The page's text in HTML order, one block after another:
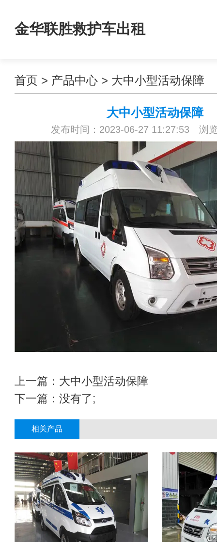
金华联胜救护车出租
首页 > 产品中心 > 大中小型活动保障
大中小型活动保障
发布时间：2023-06-27 11:27:53 浏
上一篇： 大中小型活动保障
下一篇：没有了;
相关产品